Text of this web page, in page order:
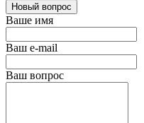
Новый вопрос
Ваше имя
Ваш e-mail
Ваш вопрос